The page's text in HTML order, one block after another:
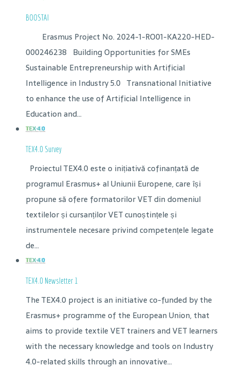
BOOSTAI
Erasmus Project No. 2024-1-RO01-KA220-HED-
000246238 Building Opportunities for SMEs
Sustainable Entrepreneurship with Artificial
Intelligence in Industry 5.0 Transnational Initiative
to enhance the use of Artificial Intelligence in
Education and...
TEX4.0 Survey
Proiectul TEX4.0 este o inițiativă cofinanțată de
programul Erasmus+ al Uniunii Europene, care își
propune să ofere formatorilor VET din domeniul
textilelor și cursanților VET cunoștințele și
instrumentele necesare privind competențele legate
de...
TEX4.0 Newsletter 1
The TEX4.0 project is an initiative co-funded by the
Erasmus+ programme of the European Union, that
aims to provide textile VET trainers and VET learners
with the necessary knowledge and tools on Industry
4.0-related skills through an innovative...